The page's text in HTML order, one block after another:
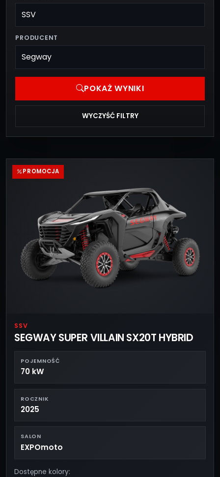
PRODUCENT
POKAŻ WYNIKI
WYCZYŚĆ FILTRY
PROMOCJA
SSV
SEGWAY SUPER VILLAIN SX20T HYBRID
POJEMNOŚĆ
70 kW
ROCZNIK
2025
SALON
EXPOmoto
Dostępne kolory: